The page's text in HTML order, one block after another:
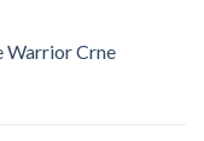
Warrior Crne